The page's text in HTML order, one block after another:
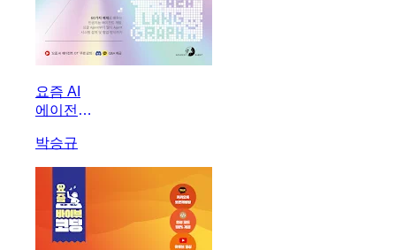
요즘 AI
에이전트
LLM
MCP
LangChain
A2A
LangGraph
박승규